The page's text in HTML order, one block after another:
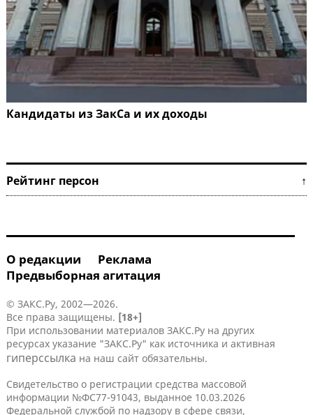
Кандидаты из ЗакСа и их доходы
Рейтинг персон ↑
О редакции
Реклама
Предвыборная агитация
© ЗАКС.Ру, 2002—2026.
Все права защищены. [18+]
При использовании материалов ЗАКС.Ру на других
ресурсах указание "ЗАКС.Ру" как источника и активная
гиперссылка на наш сайт обязательны.
Свидетельство о регистрации средства массовой
информации №ФС77-91043, выданное 10.03.2026
Федеральной службой по надзору в сфере связи,